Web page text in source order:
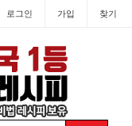
로그인 가입 찾기